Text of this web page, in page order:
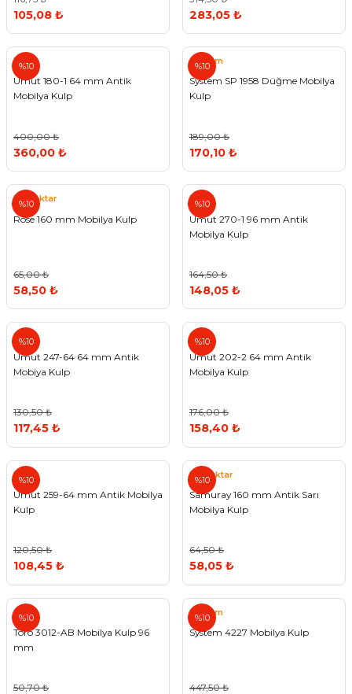
105,08 ₺ 283,05 ₺
%10
Umut
Umut 180-1 64 mm Antik
Mobilya Kulp
400,00 ₺
360,00 ₺
%10
System
System SP 1958 Düğme Mobilya
Kulp
189,00 ₺
170,10 ₺
%10
Bayraktar
Rose 160 mm Mobilya Kulp
65,00 ₺
58,50 ₺
%10
Umut
Umut 270-1 96 mm Antik
Mobilya Kulp
164,50 ₺
148,05 ₺
%10
Umut
Umut 247-64 64 mm Antik
Mobiya Kulp
130,50 ₺
117,45 ₺
%10
Umut
Umut 202-2 64 mm Antik
Mobilya Kulp
176,00 ₺
158,40 ₺
%10
Umut
Umut 259-64 mm Antik Mobilya
Kulp
120,50 ₺
108,45 ₺
%10
Bayraktar
Samuray 160 mm Antik Sarı
Mobilya Kulp
64,50 ₺
58,05 ₺
%10
Toro 3012-AB Mobilya Kulp 96
mm
50,70 ₺
%10
System
System 4227 Mobilya Kulp
447,50 ₺